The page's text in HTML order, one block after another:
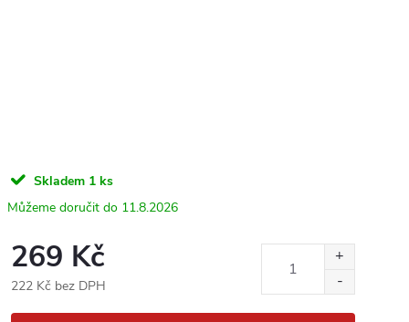
Skladem 1 ks
11.8.2026
269 Kč
222 Kč bez DPH